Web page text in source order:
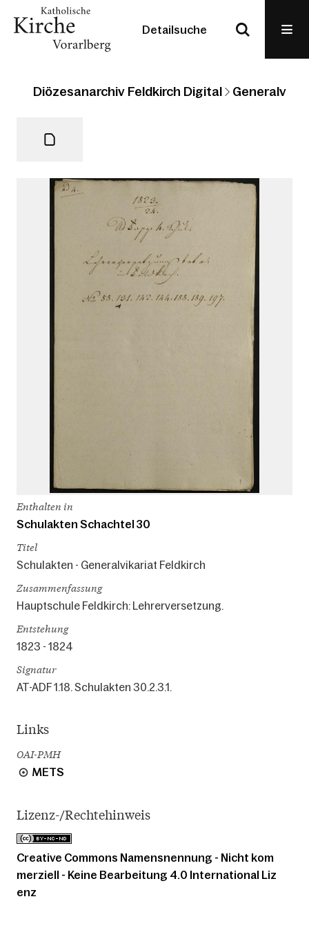
Detailsuche
Diözesanarchiv Feldkirch Digital
Enthalten in
Schulakten Schachtel 30
Titel
Schulakten - Generalvikariat Feldkirch
Zusammenfassung
Hauptschule Feldkirch: Lehrerversetzung.
Entstehung
1823 - 1824
Signatur
AT-ADF 1.18. Schulakten 30.2.3.1.
Links
OAI-PMH
METS
Lizenz-/Rechtehinweis
Creative Commons Namensnennung - Nicht kom
merziell - Keine Bearbeitung 4.0 International Liz
enz